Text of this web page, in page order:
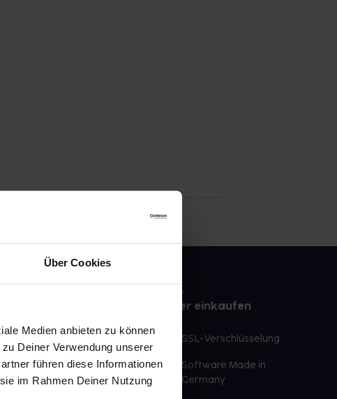
Über Cookies
Medien anbieten zu können
Deiner Verwendung unserer
führen diese Informationen
im Rahmen Deiner Nutzung
Wunschprodukte
für sofort verfügbare
Sicher einkaufen
SSL-Verschlüsselung
Software Made in
Germany